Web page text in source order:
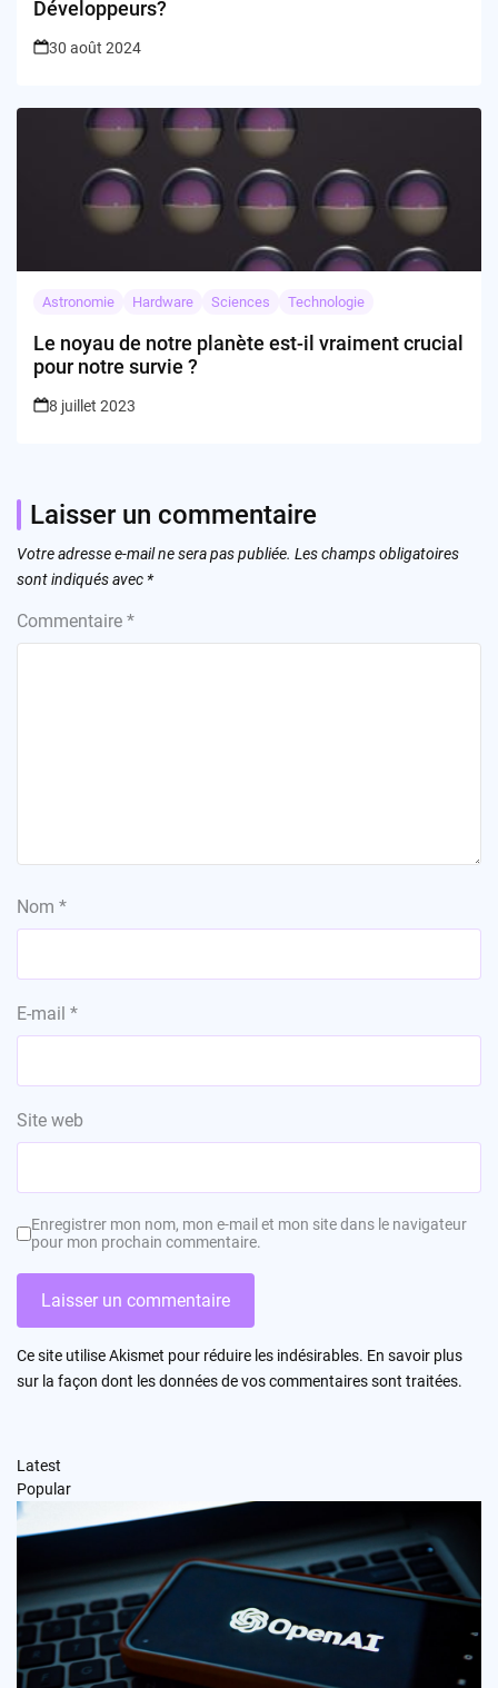
Développeurs?
30 août 2024
Astronomie Hardware Sciences Technologie
Le noyau de notre planète est-il vraiment crucial
pour notre survie ?
8 juillet 2023
Laisser un commentaire
Votre adresse e-mail ne sera pas publiée. Les champs obligatoires
sont indiqués avec *
Commentaire *
Nom *
E-mail *
Site web
Enregistrer mon nom, mon e-mail et mon site dans le navigateur
pour mon prochain commentaire.
Ce site utilise Akismet pour réduire les indésirables. En savoir plus
sur la façon dont les données de vos commentaires sont traitées.
Latest
Popular